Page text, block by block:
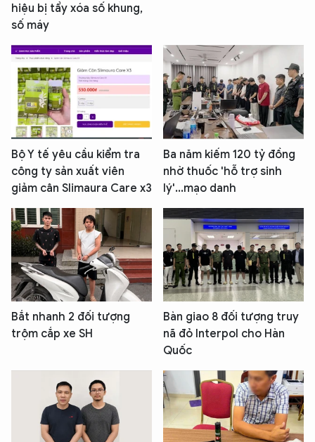
hiệu bị tẩy xóa số khung,
số máy
Bộ Y tế yêu cầu kiểm tra
công ty sản xuất viên
giảm cân Slimaura Care x3
Ba năm kiếm 120 tỷ đồng
nhờ thuốc 'hỗ trợ sinh
lý'...mạo danh
Bắt nhanh 2 đối tượng
trộm cắp xe SH
Bàn giao 8 đối tượng truy
nã đỏ Interpol cho Hàn
Quốc